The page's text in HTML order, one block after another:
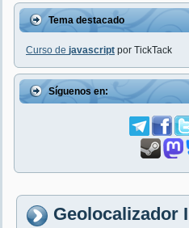
Tema destacado
Curso de javascript por TickTack
Síguenos en:
Geolocalizador